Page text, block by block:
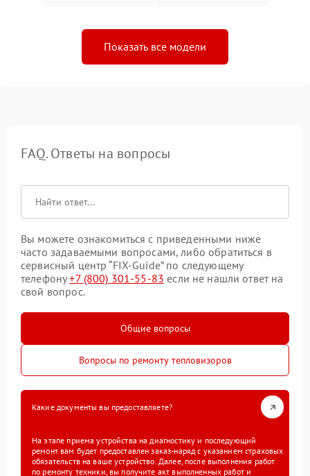
Показать все модели
FAQ. Ответы на вопросы
Вы можете ознакомиться с приведенными ниже
часто задаваемыми вопросами, либо обратиться в
сервисный центр “FIX-Guide” по следующему
телефону+7 (800) 301-55-83 если не нашли ответ на
свой вопрос.
Общие вопросы
Вопросы по ремонту тепловизоров
Какие документы вы предоставляете?
На этапе приема устройства на диагностику и последующий
ремонт вам будет предоставлен заказ-наряд с указанием страховых
обязательств на ваше устройство. Далее, после выполнения работ
по ремонту техники, вы получите акт выполненных работ и